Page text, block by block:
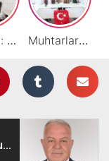
Çalışkan: “Gazze Elden Gidiyor, Garantörler Daha Ne Bekliyor?” Muhtarlardan HATSO’ya Ziyaret